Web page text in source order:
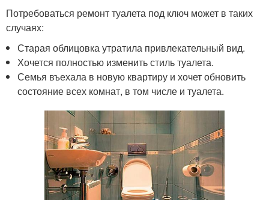
Потребоваться ремонт туалета под ключ может в таких
случаях:
Старая облицовка утратила привлекательный вид.
Хочется полностью изменить стиль туалета.
Семья въехала в новую квартиру и хочет обновить
состояние всех комнат, в том числе и туалета.